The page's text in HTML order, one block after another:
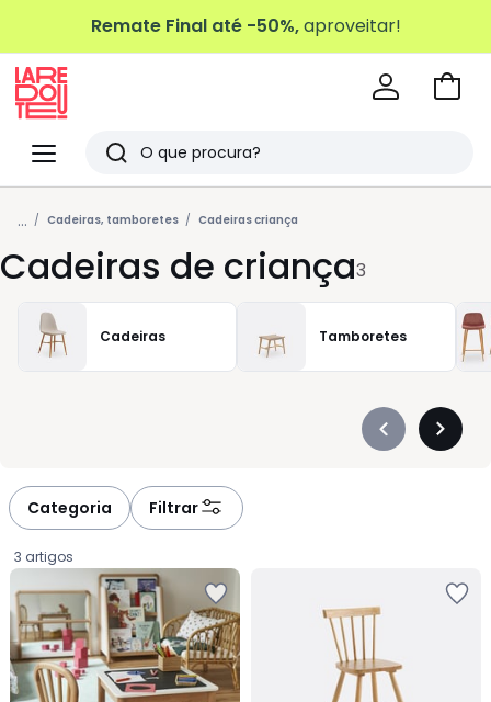
Remate Final até -50%,aproveitar!
Menu
Redoute
Pesquisar
Últimos
artigos
vistos
Ir
... Cadeiras, tamboretes Cadeiras criança
Cadeiras de criança3
Cadeiras Tamboretes
Précédent
Categoria Filtrar
3 artigos